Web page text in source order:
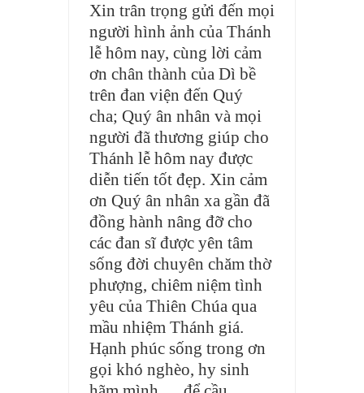
Xin trân trọng gửi đến mọi
người hình ảnh của Thánh
lễ hôm nay, cùng lời cảm
ơn chân thành của Dì bề
trên đan viện đến Quý
cha; Quý ân nhân và mọi
người đã thương giúp cho
Thánh lễ hôm nay được
diễn tiến tốt đẹp. Xin cảm
ơn Quý ân nhân xa gần đã
đồng hành nâng đỡ cho
các đan sĩ được yên tâm
sống đời chuyên chăm thờ
phượng, chiêm niệm tình
yêu của Thiên Chúa qua
mầu nhiệm Thánh giá.
Hạnh phúc sống trong ơn
gọi khó nghèo, hy sinh